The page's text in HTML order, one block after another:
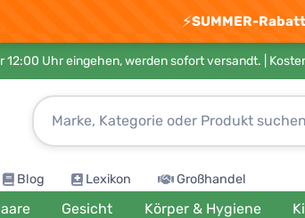
⚡SUMMER-
12:00 Uhr eingehen, werden sofort versandt. |
Blog Lexikon Großhandel
Gesicht Körper & Hygiene